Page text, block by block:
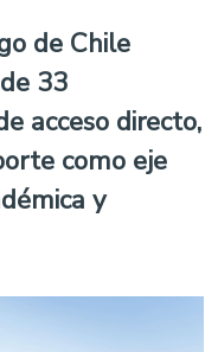
de Chile
33
acceso directo,
como eje
y